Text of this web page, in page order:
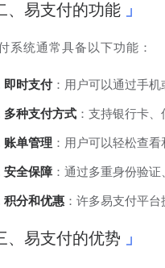
、易支付的功能
系统通常具备以下功能：
即时支付：用户可以通过手机
多种支付方式 ：支持银行卡
账单管理 ：用户可以轻松查
安全保障 ：通过多重身份验
积分和优惠 ：许多易支付平
、易支付的优势